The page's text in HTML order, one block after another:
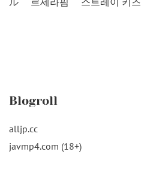
Blogroll
alljp.cc
javmp4.com (18+)